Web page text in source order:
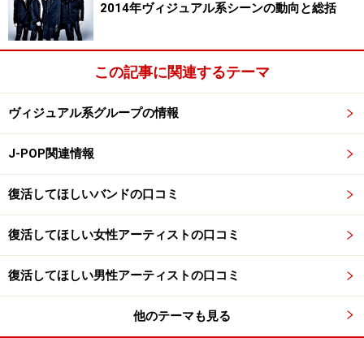
2014年ヴィジュアル系シーンの動向と総括
この記事に関連するテーマ
ヴィジュアル系グループの情報
J-POP関連情報
復活してほしいバンドの口コミ
復活してほしい女性アーティストの口コミ
復活してほしい男性アーティストの口コミ
他のテーマも見る